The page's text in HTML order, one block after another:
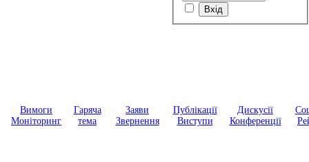
Вимоги
Моніторинг
Гаряча
тема
Заяви
Звернення
Публікації
Виступи
Дискусії
Конференції